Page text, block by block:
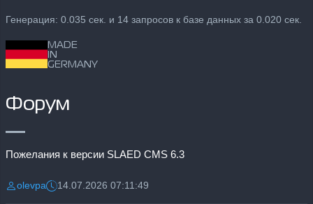
Генерация: 0.035 сек. и 14 запросов к базе данных за 0.020 сек.
MADE
IN
GERMANY
Форум
Пожелания к версии SLAED CMS 6.3
Разместил:
olevpaДата:14.07.2026 07:11:49